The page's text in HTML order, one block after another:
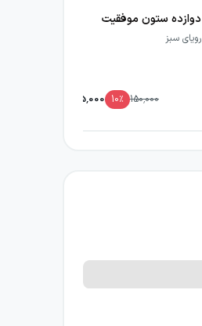
دوازده ستون موفقیت
رویای سبز
150,000
10٪ 135,000